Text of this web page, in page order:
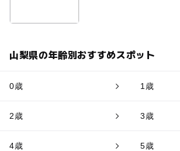
山梨県の年齢別おすすめスポット
0歳 1歳
2歳 3歳
4歳 5歳